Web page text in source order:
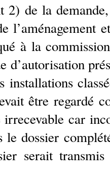
2) de la
l’aménagement
à la
d’autorisation
installations
être regardé
irrecevable car
le dossier
serait